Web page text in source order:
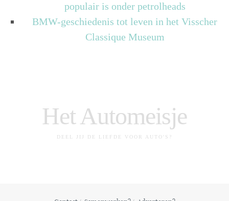
populair is onder petrolheads
BMW-geschiedenis tot leven in het Visscher
Classique Museum
Het Automeisje
DEEL JIJ DE LIEFDE VOOR AUTO'S?